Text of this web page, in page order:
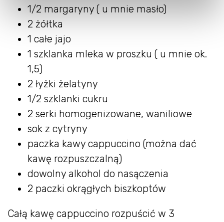
1/2 margaryny ( u mnie masło)
2 żółtka
1 całe jajo
1 szklanka mleka w proszku ( u mnie ok.
1,5)
2 łyżki żelatyny
1/2 szklanki cukru
2 serki homogenizowane, waniliowe
sok z cytryny
paczka kawy cappuccino (można dać
kawę rozpuszczalną)
dowolny alkohol do nasączenia
2 paczki okrągłych biszkoptów
Całą kawę cappuccino rozpuścić w 3